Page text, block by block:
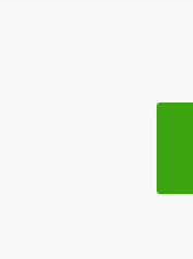
一般治療